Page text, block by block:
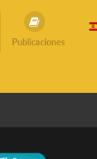
Publicaciones